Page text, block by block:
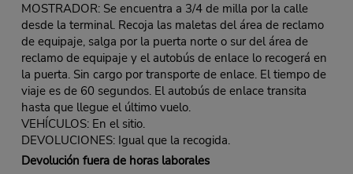
MOSTRADOR: Se encuentra a 3/4 de milla por la calle
desde la terminal. Recoja las maletas del área de reclamo
de equipaje, salga por la puerta norte o sur del área de
reclamo de equipaje y el autobús de enlace lo recogerá en
la puerta. Sin cargo por transporte de enlace. El tiempo de
viaje es de 60 segundos. El autobús de enlace transita
hasta que llegue el último vuelo.
VEHÍCULOS: En el sitio.
DEVOLUCIONES: Igual que la recogida.
Devolución fuera de horas laborales